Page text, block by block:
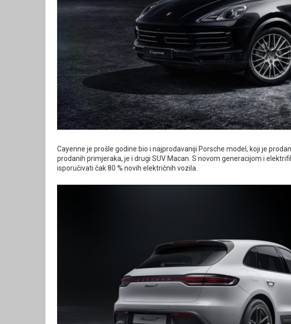
Cayenne je prošle godine bio i najprodavaniji Porsche model, koji je
prodanih primjeraka, je i drugi SUV Macan. S novom generacijom i
isporučivati čak 80 % novih električnih vozila.